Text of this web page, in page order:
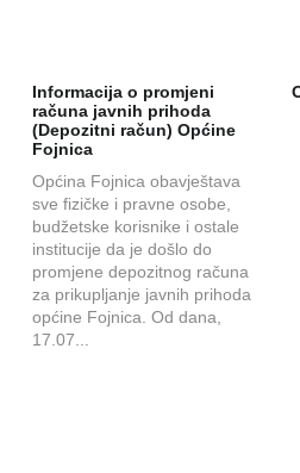
Informacija o promjeni
računa javnih prihoda
(Depozitni račun) Općine
Fojnica
Općina Fojnica obavještava
sve fizičke i pravne osobe,
budžetske korisnike i ostale
institucije da je došlo do
promjene depozitnog računa
za prikupljanje javnih prihoda
općine Fojnica. Od dana,
17.07...